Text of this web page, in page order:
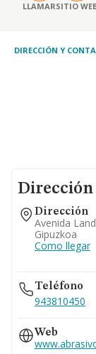
LLAMARSITIO
DIRECCIÓN Y
Dirección
Avenida
Gipuzkoa
Como llegar
Teléfono
943810450
Web